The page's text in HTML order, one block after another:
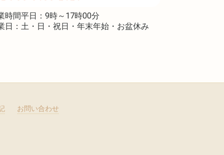
時間平日：9時～17時00分
日：土・日・祝日・年末年始・お盆休み
お問い合わせ